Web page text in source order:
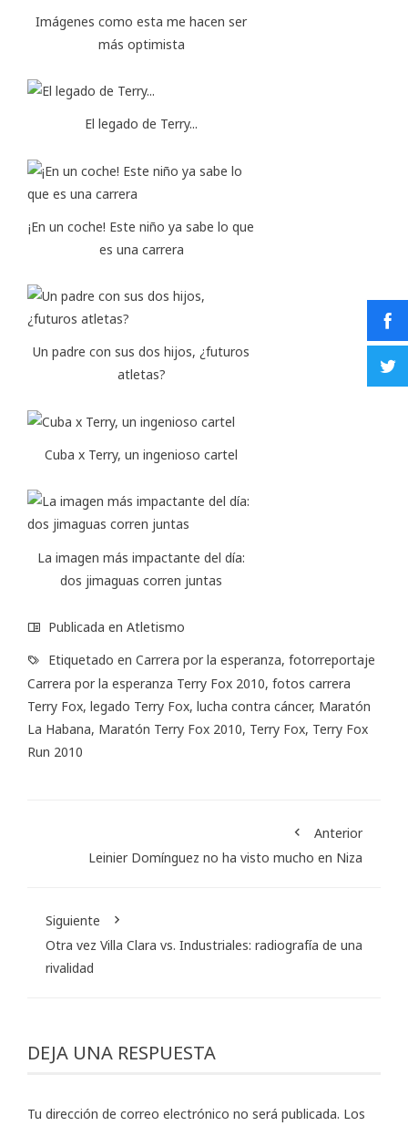
Imágenes como esta me hacen ser
más optimista
El legado de Terry...
¡En un coche! Este niño ya sabe lo que
es una carrera
Un padre con sus dos hijos, ¿futuros
atletas?
Cuba x Terry, un ingenioso cartel
La imagen más impactante del día:
dos jimaguas corren juntas
Publicada en Atletismo
Etiquetado en Carrera por la esperanza, fotorreportaje
Carrera por la esperanza Terry Fox 2010, fotos carrera
Terry Fox, legado Terry Fox, lucha contra cáncer, Maratón
La Habana, Maratón Terry Fox 2010, Terry Fox, Terry Fox
Run 2010
Anterior
Leinier Domínguez no ha visto mucho en Niza
Siguiente
Otra vez Villa Clara vs. Industriales: radiografía de una
rivalidad
DEJA UNA RESPUESTA
Tu dirección de correo electrónico no será publicada. Los